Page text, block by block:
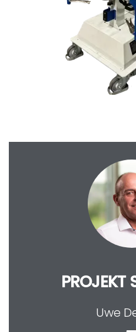
PROJEKT
Uwe